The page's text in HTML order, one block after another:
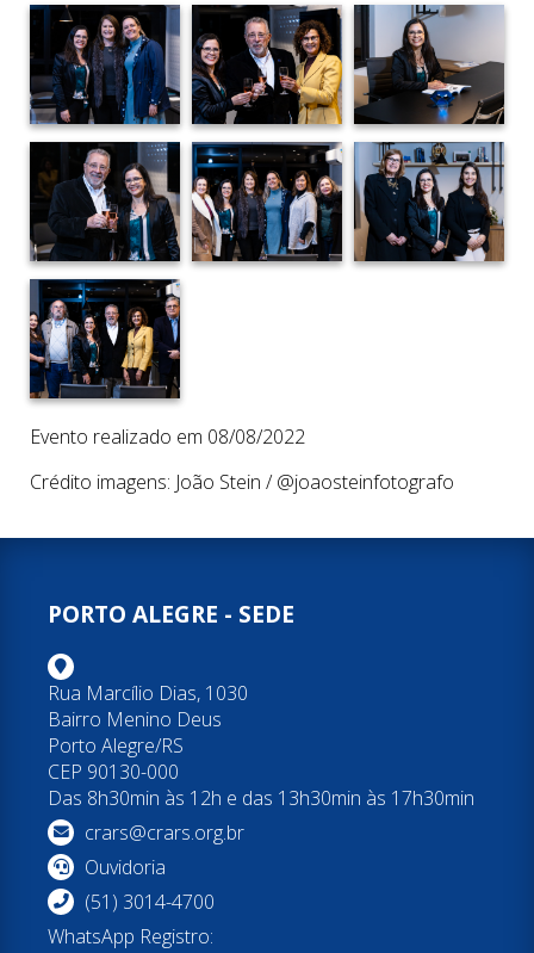
Evento realizado em 08/08/2022
Crédito imagens: João Stein / @joaosteinfotografo
PORTO ALEGRE - SEDE
Rua Marcílio Dias, 1030
Bairro Menino Deus
Porto Alegre/RS
CEP 90130-000
Das 8h30min às 12h e das 13h30min às 17h30min
crars@crars.org.br
Ouvidoria
(51) 3014-4700
WhatsApp Registro: